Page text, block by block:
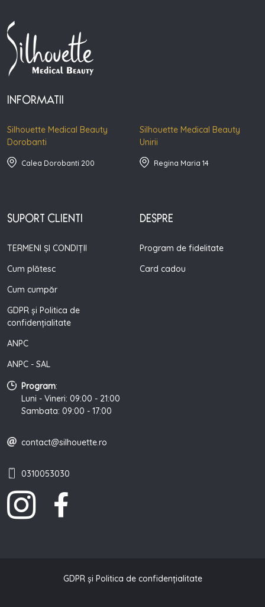
INFORMATII
Silhouette Medical Beauty
Dorobanti
Calea Dorobanti 200
SUPORT CLIENTI
TERMENI ȘI CONDIȚII
Cum plătesc
Cum cumpăr
GDPR și Politica de
confidențialitate
ANPC
ANPC - SAL
Silhouette Medical Beauty
Unirii
Regina Maria 14
DESPRE
Program de fidelitate
Card cadou
Program:
Luni - Vineri: 09:00 - 21:00
Sambata: 09:00 - 17:00
contact@silhouette.ro
0310053030
GDPR și Politica de confidențialitate